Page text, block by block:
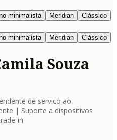
minimalista Meridian
Clássico
minimalista Meridian
Clássico
Souza
de servico ao
| Suporte a dispositivos
in